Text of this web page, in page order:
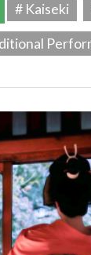
# Kaiseki